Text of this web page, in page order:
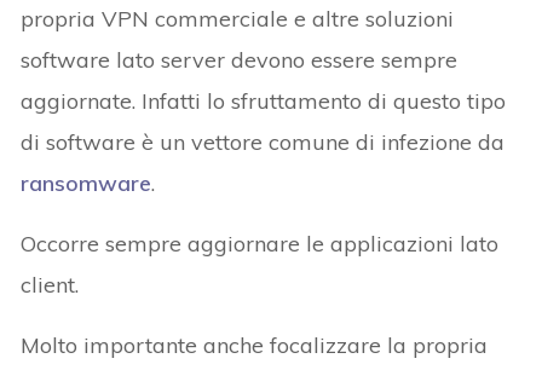
propria VPN commerciale e altre soluzioni
software lato server devono essere sempre
aggiornate. Infatti lo sfruttamento di questo tipo
di software è un vettore comune di infezione da
ransomware.
Occorre sempre aggiornare le applicazioni lato
client.
Molto importante anche focalizzare la propria